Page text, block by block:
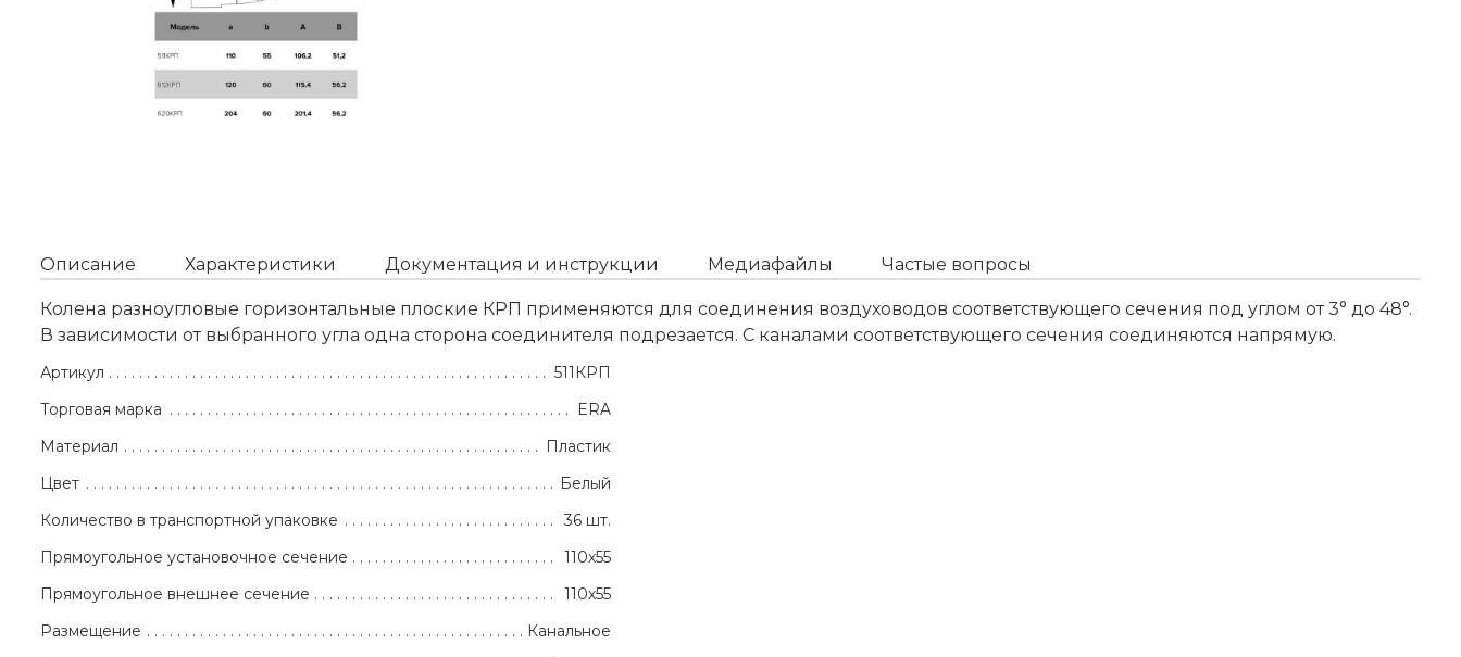
Описание Характеристики Документация и инструкции Медиафайлы Частые вопросы
Колена разноугловые горизонтальные плоские КРП применяются для соединения воздуховодов соответствующего сечения под углом от 3° до 48°.
В зависимости от выбранного угла одна сторона соединителя подрезается. C каналами соответствующего сечения соединяются напрямую.
Артикул
511КРП
Торговая марка
ERA
Материал
Пластик
Цвет
Белый
Количество в транспортной упаковке
36 шт.
Прямоугольное установочное сечение
110х55
Прямоугольное внешнее сечение
110х55
Размещение
Канальное